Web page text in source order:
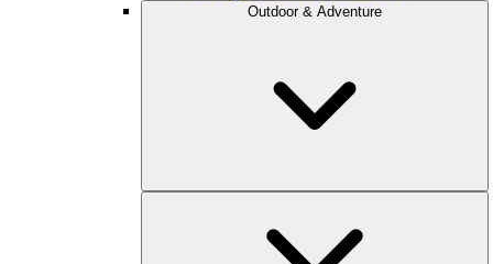
Outdoor & Adventure